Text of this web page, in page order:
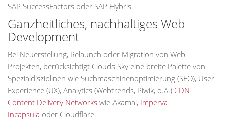
SAP SuccessFactors oder SAP Hybris.
Ganzheitliches, nachhaltiges Web
Development
Bei Neuerstellung, Relaunch oder Migration von Web
Projekten, berücksichtigt Clouds Sky eine breite Palette von
Spezialdisziplinen wie Suchmaschinenoptimierung (SEO), User
Experience (UX), Analytics (Webtrends, Piwik, o.Ä.) CDN
Content Delivery Networks wie Akamai, Imperva
Incapsula oder Cloudflare.